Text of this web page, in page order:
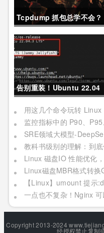
Tcpdump 抓包总学不会？
这篇保姆级教程，今天可以
拿下！
告别重装！Ubuntu 22.04
直升24.04教程，零数据丢
失的终极方案
用这几个命令玩转 Linux
Linux 磁盘IO 性能优化
Linux磁盘MBR格式转换
Copyright 2013-2024
经授权禁止复制